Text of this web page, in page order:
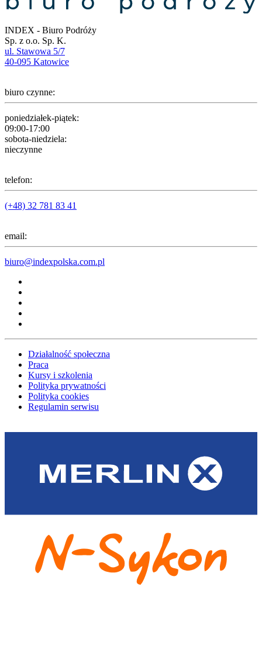
INDEX - Biuro Podróży
Sp. z o.o. Sp. K.
ul. Stawowa 5/7
40-095 Katowice
biuro czynne:
poniedziałek-piątek:
09:00-17:00
sobota-niedziela:
nieczynne
telefon:
(+48) 32 781 83 41
email:
biuro@indexpolska.com.pl
Działalność społeczna
Praca
Kursy i szkolenia
Polityka prywatności
Polityka cookies
Regulamin serwisu